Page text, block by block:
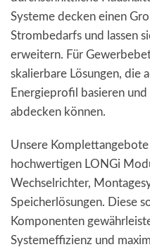
Systeme decken einen
Strombedarfs und lassen
erweitern. Für
skalierbare Lösungen, die
Energieprofil basieren
abdecken können.
Unsere
hochwertigen LONGi
Wechselrichter,
Speicherlösungen. Diese
Komponenten
Systemeffizienz und